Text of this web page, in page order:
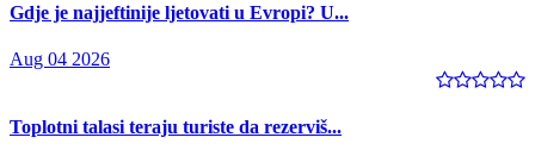
Gdje je najjeftinije ljetovati u Evropi? U...
Aug 04 2026
Toplotni talasi teraju turiste da rezerviš...